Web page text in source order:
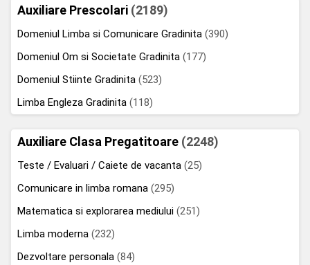
Auxiliare Prescolari (2189)
Domeniul Limba si Comunicare Gradinita (390)
Domeniul Om si Societate Gradinita (177)
Domeniul Stiinte Gradinita (523)
Limba Engleza Gradinita (118)
Auxiliare Clasa Pregatitoare (2248)
Teste / Evaluari / Caiete de vacanta (25)
Comunicare in limba romana (295)
Matematica si explorarea mediului (251)
Limba moderna (232)
Dezvoltare personala (84)